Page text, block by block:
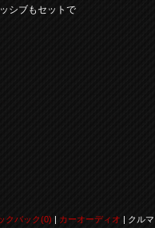
シブもセットで
クバック(0) カーオーディオ | クルマ